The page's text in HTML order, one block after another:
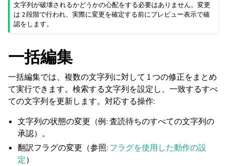
文字列が破壊されるかどうかの心配をする必要はありません。変更
は 2 段階で行われ、実際に変更を確定する前にプレビュー表示で確
認をします。
一括編集
一括編集では、複数の文字列に対して 1 つの修正をまとめ
て実行できます。検索する文字列を設定し、一致するすべ
ての文字列を更新します。対応する操作:
文字列の状態の変更（例: 査読待ちのすべての文字列の
承認）。
翻訳フラグの変更（参照: フラグを使用した動作の設
定）